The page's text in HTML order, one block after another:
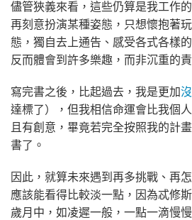
儘管狹義來看，這些仍算是我工作
再刻意扮演某種姿態，只想懷抱著
態，獨自去上通告、感受各式各樣
反而體會到許多樂趣，而非沉重的責
寫完書之後，比起過去，我是更加
達標了），但我相信命運會比我個
且有創意，畢竟若完全按照我的計
書了。
因此，就算未來遇到再多挑戰、再
應該能看得比較淡一點，因為忒修
歲月中，如凌遲一般，一點一滴慢